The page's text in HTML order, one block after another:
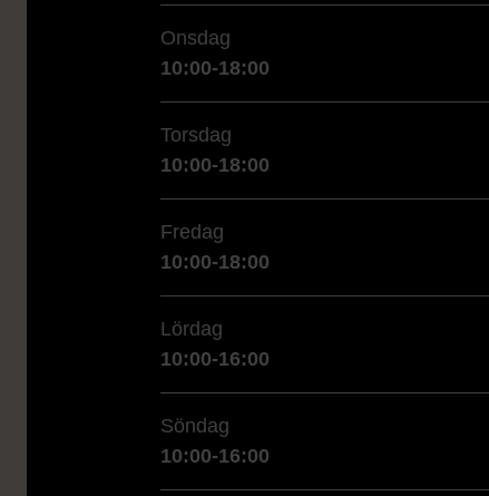
Onsdag
10:00-18:00
Torsdag
10:00-18:00
Fredag
10:00-18:00
Lördag
10:00-16:00
Söndag
10:00-16:00